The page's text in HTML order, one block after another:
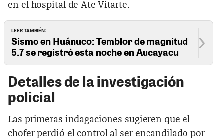
en el hospital de Ate Vitarte.
LEER TAMBIÉN:
Sismo en Huánuco: Temblor de magnitud
5.7 se registró esta noche en Aucayacu
Detalles de la investigación
policial
Las primeras indagaciones sugieren que el
chofer perdió el control al ser encandilado por